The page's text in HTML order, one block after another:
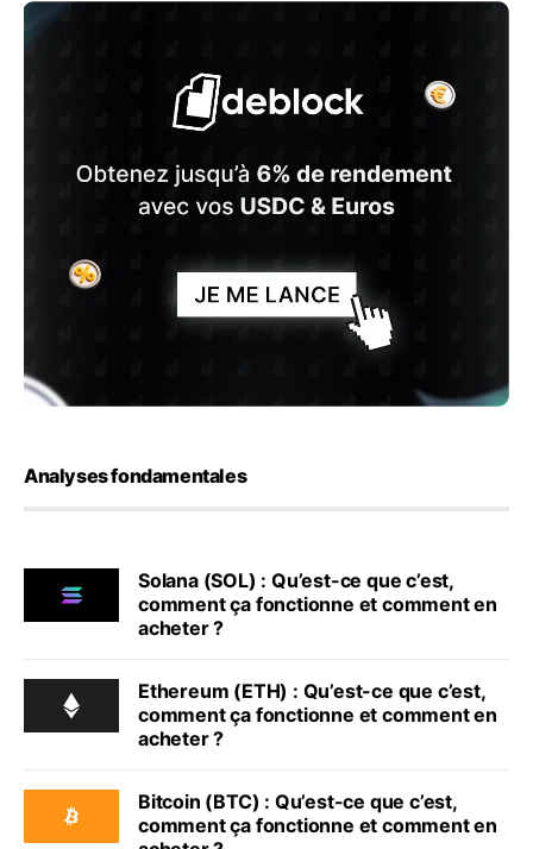
Analyses fondamentales
Solana (SOL) : Qu’est-ce que c’est,
comment ça fonctionne et comment en
acheter ?
Ethereum (ETH) : Qu’est-ce que c’est,
comment ça fonctionne et comment en
acheter ?
Bitcoin (BTC) : Qu’est-ce que c’est,
comment ça fonctionne et comment en